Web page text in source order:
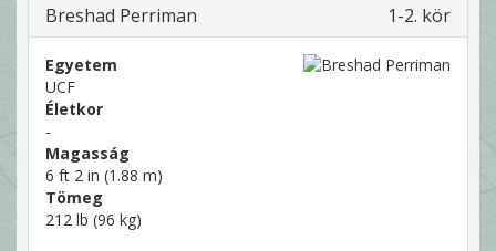
Breshad Perriman 1-2. kör
Egyetem
UCF
Életkor
-
Magasság
6 ft 2 in (1.88 m)
Tömeg
212 lb (96 kg)